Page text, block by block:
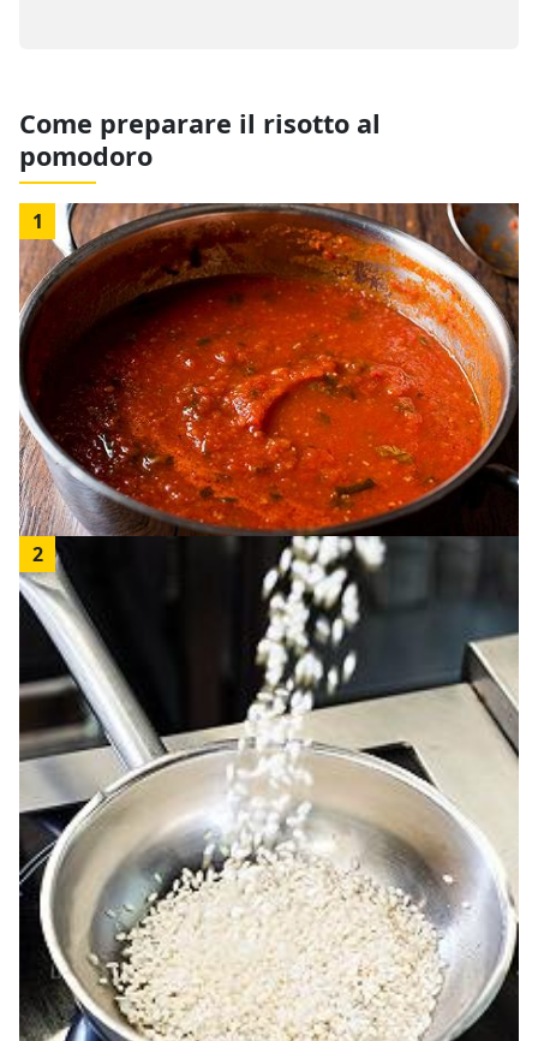
Come preparare il risotto al
pomodoro
1
2